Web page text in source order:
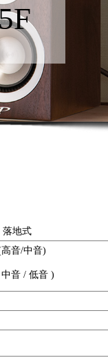
落地式
音/中音)
音 / 低音 )